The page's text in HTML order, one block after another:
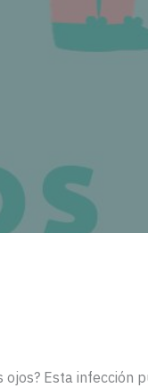
Esta infección